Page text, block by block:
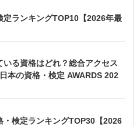
定ランキングTOP10【2026年最
る資格はどれ？総合アクセス
本の資格・検定 AWARDS 202
・検定ランキングTOP30【2026